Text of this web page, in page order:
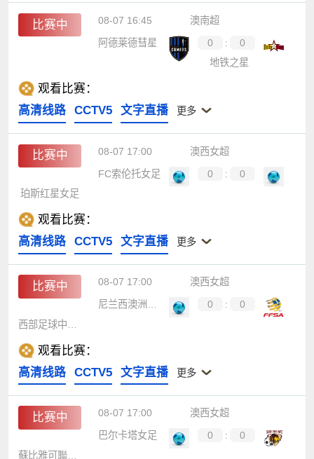
比赛中 08-07 16:45
澳南超
阿德莱德彗星
0 :
0
地铁之星
观看比赛：
高清线路
CCTV5 文字直播 更多
比赛中 08-07 17:00
澳西女超
FC索伦托女足
0 :
0
珀斯红星女足
观看比赛：
高清线路
CCTV5 文字直播 更多
比赛中 08-07 17:00
澳西女超
尼兰西澳洲大学女足
0 :
0
观看比赛：
高清线路
CCTV5 文字直播 更多
比赛中 08-07 17:00
澳西女超
巴尔卡塔女足
0 :
0